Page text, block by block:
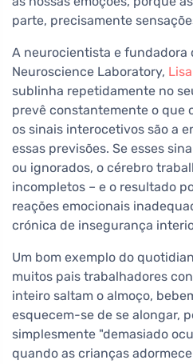
parte, precisamente
A neurocientista e fundadora
Neuroscience Laboratory,
sublinha repetidamente no
prevê constantemente o que
os sinais interocetivos são a
essas previsões. Se esses
ou ignorados, o cérebro
incompletos – e o resultado
reações emocionais
crónica de insegurança
Um bom exemplo do
muitos pais trabalhadores
inteiro saltam o almoço,
esquecem-se de se alongar,
simplesmente "demasiado
quando as crianças